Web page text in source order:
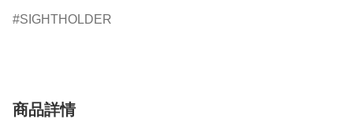
SIGHTHOLDER
商品詳情